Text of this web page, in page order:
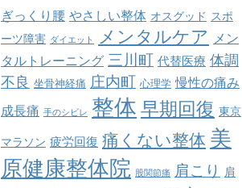
ぎっくり腰 やさしい整体 オスグッド スポ
ーツ障害 ダイエット メンタルケア メン
タルトレーニング 三川町 代替医療 体調
不良 坐骨神経痛 庄内町 心理学 慢性の痛み
成長痛 手のシビレ 整体 早期回復 東京
マラソン 疲労回復 痛くない整体 美
原健康整体院 股関節痛 肩こり 肩